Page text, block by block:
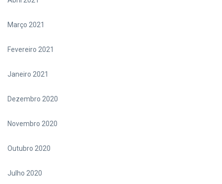
Março 2021
Fevereiro 2021
Janeiro 2021
Dezembro 2020
Novembro 2020
Outubro 2020
Julho 2020